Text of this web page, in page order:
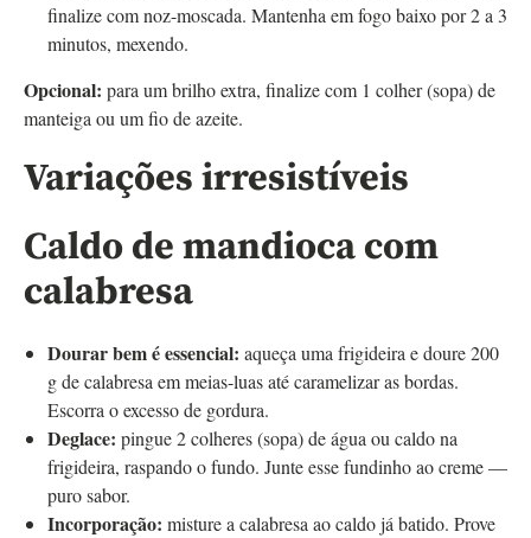
finalize com noz-moscada. Mantenha em fogo baixo por 2 a 3
minutos, mexendo.
Opcional: para um brilho extra, finalize com 1 colher (sopa) de
manteiga ou um fio de azeite.
Variações irresistíveis
Caldo de mandioca com
calabresa
Dourar bem é essencial: aqueça uma frigideira e doure 200
g de calabresa em meias-luas até caramelizar as bordas.
Escorra o excesso de gordura.
Deglace: pingue 2 colheres (sopa) de água ou caldo na
frigideira, raspando o fundo. Junte esse fundinho ao creme —
puro sabor.
Incorporação: misture a calabresa ao caldo já batido. Prove